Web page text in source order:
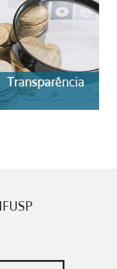
Transparência